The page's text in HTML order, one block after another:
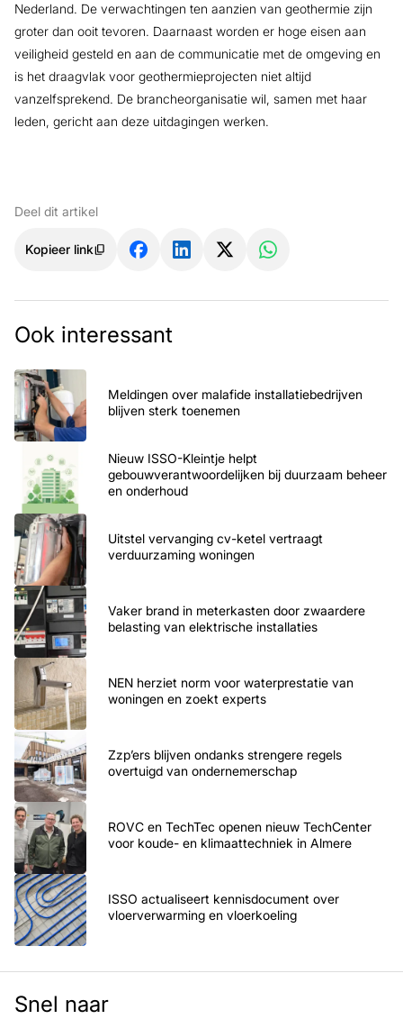
Nederland. De verwachtingen ten aanzien van geothermie zijn
groter dan ooit tevoren. Daarnaast worden er hoge eisen aan
veiligheid gesteld en aan de communicatie met de omgeving en
is het draagvlak voor geothermieprojecten niet altijd
vanzelfsprekend. De brancheorganisatie wil, samen met haar
leden, gericht aan deze uitdagingen werken.
Deel dit artikel
Kopieer link
Ook interessant
Meldingen over malafide installatiebedrijven
blijven sterk toenemen
Nieuw ISSO-Kleintje helpt
gebouwverantwoordelijken bij duurzaam beheer
en onderhoud
Uitstel vervanging cv-ketel vertraagt
verduurzaming woningen
Vaker brand in meterkasten door zwaardere
belasting van elektrische installaties
NEN herziet norm voor waterprestatie van
woningen en zoekt experts
Zzp’ers blijven ondanks strengere regels
overtuigd van ondernemerschap
ROVC en TechTec openen nieuw TechCenter
voor koude- en klimaattechniek in Almere
ISSO actualiseert kennisdocument over
vloerverwarming en vloerkoeling
Snel naar